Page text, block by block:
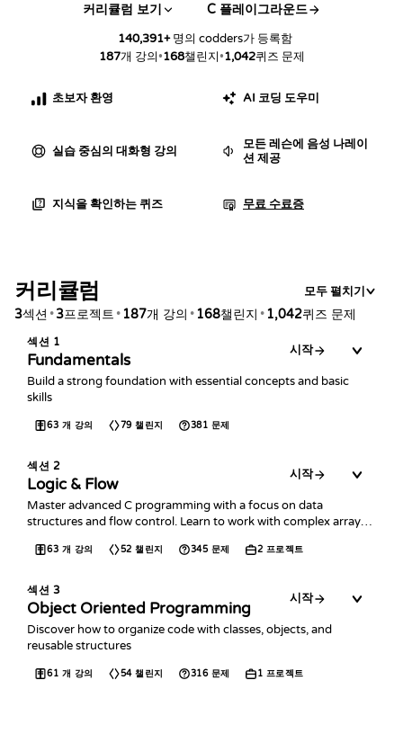
커리큘럼 보기 C 플레이그라운드
140,391+ 명의 codders가 등록함
187개 강의•168챌린지•1,042퀴즈 문제
초보자 환영 AI 코딩 도우미
실습 중심의 대화형 강의
모든 레슨에 음성 나레이
션 제공
지식을 확인하는 퀴즈 무료 수료증
커리큘럼 모두 펼치기
3섹션 •3프로젝트 •187개 강의 •168챌린지 •1,042퀴즈 문제
섹션 1
Fundamentals
시작
Build a strong foundation with essential concepts and basic
skills
63 개 강의 79 챌린지 381 문제
섹션 2
Logic & Flow
시작
Master advanced C programming with a focus on data
structures and flow control. Learn to work with complex arrays,
63 개 강의 52 챌린지 345 문제 2 프로젝트
섹션 3
Object Oriented Programming
시작
Discover how to organize code with classes, objects, and
reusable structures
61 개 강의 54 챌린지 316 문제 1 프로젝트